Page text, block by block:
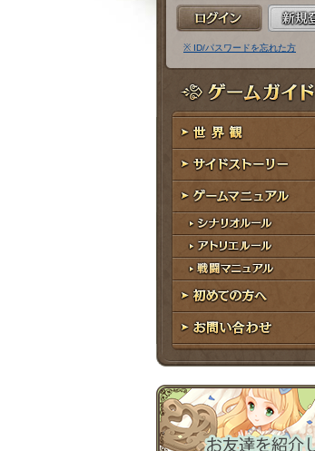
ー
ル
ア
ド
レ
ス
パ
ス
ー
ド
※ ID/パスワードを忘れた方
ゲームガイド
世界観
サイドストーリー
ゲームマニュアル
シナリオルール
アトリエルール
戦闘マニュアル
初めての方へ
お問い合わせ